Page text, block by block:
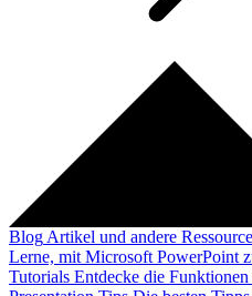
Blog Artikel und andere
Lerne, mit Microsoft PowerPoint
Tutorials Entdecke die